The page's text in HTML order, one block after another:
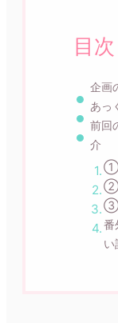
目次
企画
あっ
前回
介
①
②
③
番
い